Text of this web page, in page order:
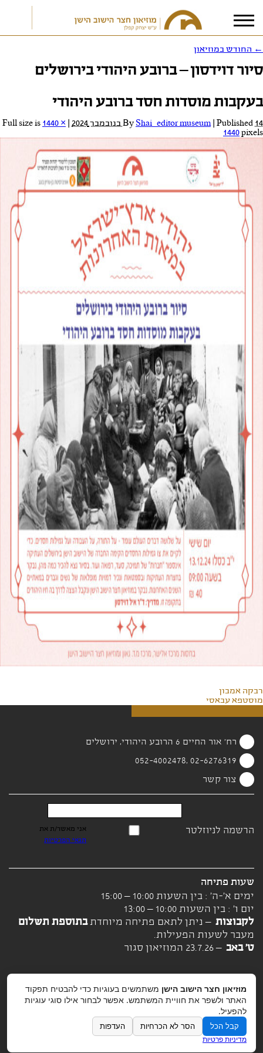
אני מאשר/ת אתתנאי הפרטיות
← החודש במוזיאון
סיור דוידסון – ברובע היהודי בירושלים
בעקבות מוסדות חסד ברובע היהודי
By Shai_editor museum Published 14 בנובמבר 2024
1440 ×
1440pixels
רבקה אמבון
מוסטפא עבאסי
רח' אור החיים 6 הרובע היהודי, ירושלים
02-6276319 ,052-4002478
צור קשר
הרשמה לניוזלטר
אני מאשר/ת את
תנאי הפרטיות
תרומה למוזיאון
שעות פתיחה
ימים א'-ה' : בין השעות 10:00 – 15:00
יום ו' : בין השעות 10:00 – 13:00
לקבוצות – ניתן לתאם פתיחה מיוחדתבתוספת תשלום
מעבר לשעות הפעילות.
ט' באב– 23.7.26 המוזיאון סגור
מוזיאון חצר הישוב הישן משתמשים בעוגיות כדי להבטיח תפקוד
האתר ולשפר את חוויית המשתמש. אפשר לבחור אילו סוגי עוגיות
להפעיל.
קבל הכל הסר לא הכרחיות העדפות
מדיניות פרטיות